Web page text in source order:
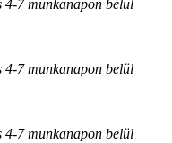
4-7 munkanapon belül
4-7 munkanapon belül
4-7 munkanapon belül